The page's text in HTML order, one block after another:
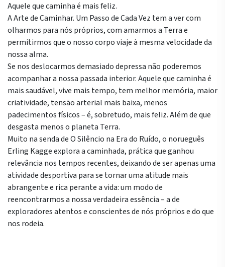
Aquele que caminha é mais feliz.
A Arte de Caminhar. Um Passo de Cada Vez tem a ver com
olharmos para nós próprios, com amarmos a Terra e
permitirmos que o nosso corpo viaje à mesma velocidade da
nossa alma.
Se nos deslocarmos demasiado depressa não poderemos
acompanhar a nossa passada interior. Aquele que caminha é
mais saudável, vive mais tempo, tem melhor memória, maior
criatividade, tensão arterial mais baixa, menos
padecimentos físicos – é, sobretudo, mais feliz. Além de que
desgasta menos o planeta Terra.
Muito na senda de O Silêncio na Era do Ruído, o norueguês
Erling Kagge explora a caminhada, prática que ganhou
relevância nos tempos recentes, deixando de ser apenas uma
atividade desportiva para se tornar uma atitude mais
abrangente e rica perante a vida: um modo de
reencontrarmos a nossa verdadeira essência – a de
exploradores atentos e conscientes de nós próprios e do que
nos rodeia.